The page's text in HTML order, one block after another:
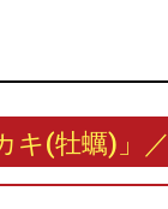
キ(牡蠣)」／